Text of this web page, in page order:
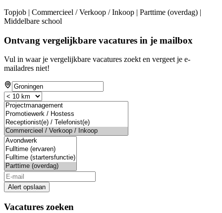
Topjob | Commercieel / Verkoop / Inkoop | Parttime (overdag) |
Middelbare school
Ontvang vergelijkbare vacatures in je mailbox
Vul in waar je vergelijkbare vacatures zoekt en vergeet je e-
mailadres niet!
Alert opslaan
Vacatures zoeken